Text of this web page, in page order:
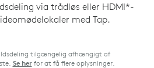
via trådløs eller HDMI*-
med Tap.
tilgængelig afhængigt af
Se herfor at få flere oplysninger.